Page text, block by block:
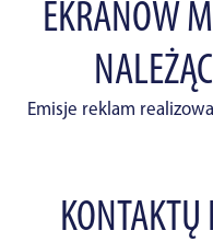
EKRANÓW
Emisje reklam